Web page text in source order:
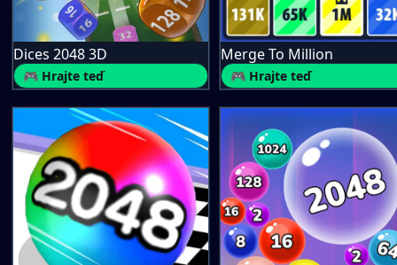
Dices 2048 3D
🎮 Hrajte teď
Merge To Million
🎮 Hrajte teď